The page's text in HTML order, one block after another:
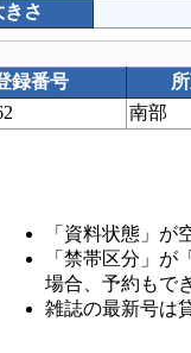
きさ
録番号
南部
「資料状態」が
「禁帯区分」
場合、予約もで
雑誌の最新号は